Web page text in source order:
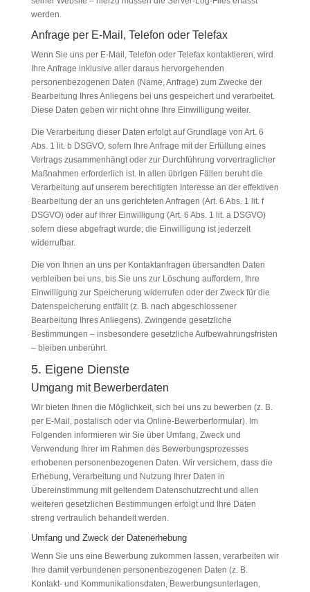
werden.
Anfrage per E-Mail, Telefon oder Telefax
Wenn Sie uns per E-Mail, Telefon oder Telefax kontaktieren, wird
Ihre Anfrage inklusive aller daraus hervorgehenden
personenbezogenen Daten (Name, Anfrage) zum Zwecke der
Bearbeitung Ihres Anliegens bei uns gespeichert und verarbeitet.
Diese Daten geben wir nicht ohne Ihre Einwilligung weiter.
Die Verarbeitung dieser Daten erfolgt auf Grundlage von Art. 6
Abs. 1 lit. b DSGVO, sofern Ihre Anfrage mit der Erfüllung eines
Vertrags zusammenhängt oder zur Durchführung vorvertraglicher
Maßnahmen erforderlich ist. In allen übrigen Fällen beruht die
Verarbeitung auf unserem berechtigten Interesse an der effektiven
Bearbeitung der an uns gerichteten Anfragen (Art. 6 Abs. 1 lit. f
DSGVO) oder auf Ihrer Einwilligung (Art. 6 Abs. 1 lit. a DSGVO)
sofern diese abgefragt wurde; die Einwilligung ist jederzeit
widerrufbar.
Die von Ihnen an uns per Kontaktanfragen übersandten Daten
verbleiben bei uns, bis Sie uns zur Löschung auffordern, Ihre
Einwilligung zur Speicherung widerrufen oder der Zweck für die
Datenspeicherung entfällt (z. B. nach abgeschlossener
Bearbeitung Ihres Anliegens). Zwingende gesetzliche
Bestimmungen – insbesondere gesetzliche Aufbewahrungsfristen
– bleiben unberührt.
5. Eigene Dienste
Umgang mit Bewerberdaten
Wir bieten Ihnen die Möglichkeit, sich bei uns zu bewerben (z. B.
per E-Mail, postalisch oder via Online-Bewerberformular). Im
Folgenden informieren wir Sie über Umfang, Zweck und
Verwendung Ihrer im Rahmen des Bewerbungsprozesses
erhobenen personenbezogenen Daten. Wir versichern, dass die
Erhebung, Verarbeitung und Nutzung Ihrer Daten in
Übereinstimmung mit geltendem Datenschutzrecht und allen
weiteren gesetzlichen Bestimmungen erfolgt und Ihre Daten
streng vertraulich behandelt werden.
Umfang und Zweck der Datenerhebung
Wenn Sie uns eine Bewerbung zukommen lassen, verarbeiten wir
Ihre damit verbundenen personenbezogenen Daten (z. B.
Kontakt- und Kommunikationsdaten, Bewerbungsunterlagen,